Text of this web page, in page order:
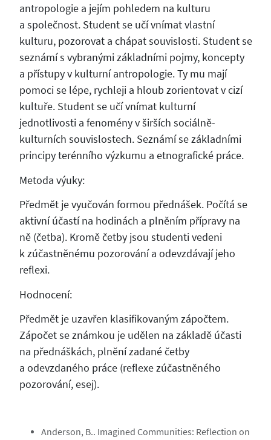
antropologie a jejím pohledem na kulturu
a společnost. Student se učí vnímat vlastní
kulturu, pozorovat a chápat souvislosti. Student se
seznámí s vybranými základními pojmy, koncepty
a přístupy v kulturní antropologie. Ty mu mají
pomoci se lépe, rychleji a hloub zorientovat v cizí
kultuře. Student se učí vnímat kulturní
jednotlivosti a fenomény v širších sociálně-
kulturních souvislostech. Seznámí se základními
principy terénního výzkumu a etnografické práce.
Metoda výuky:
Předmět je vyučován formou přednášek. Počítá se
aktivní účastí na hodinách a plněním přípravy na
ně (četba). Kromě četby jsou studenti vedeni
k zúčastněnému pozorování a odevzdávají jeho
reflexi.
Hodnocení:
Předmět je uzavřen klasifikovaným zápočtem.
Zápočet se známkou je udělen na základě účasti
na přednáškách, plnění zadané četby
a odevzdaného práce (reflexe zúčastněného
pozorování, esej).
Anderson, B.. Imagined Communities: Reflection on